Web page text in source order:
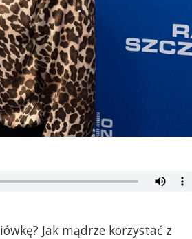
Jak mądrze korzystać z